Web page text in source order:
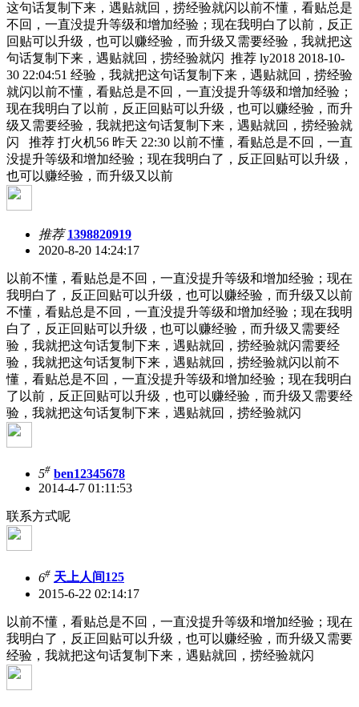
这句话复制下来，遇贴就回，捞经验就闪以前不懂，看贴总是
不回，一直没提升等级和增加经验；现在我明白了以前，反正
回贴可以升级，也可以赚经验，而升级又需要经验，我就把这
句话复制下来，遇贴就回，捞经验就闪 推荐 ly2018 2018-10-
30 22:04:51 经验，我就把这句话复制下来，遇贴就回，捞经验
就闪以前不懂，看贴总是不回，一直没提升等级和增加经验；
现在我明白了以前，反正回贴可以升级，也可以赚经验，而升
级又需要经验，我就把这句话复制下来，遇贴就回，捞经验就
闪 推荐 打火机56 昨天 22:30 以前不懂，看贴总是不回，一直
没提升等级和增加经验；现在我明白了，反正回贴可以升级，
也可以赚经验，而升级又以前
推荐1398820919
2020-8-20 14:24:17
以前不懂，看贴总是不回，一直没提升等级和增加经验；现在
我明白了，反正回贴可以升级，也可以赚经验，而升级又以前
不懂，看贴总是不回，一直没提升等级和增加经验；现在我明
白了，反正回贴可以升级，也可以赚经验，而升级又需要经
验，我就把这句话复制下来，遇贴就回，捞经验就闪需要经
验，我就把这句话复制下来，遇贴就回，捞经验就闪以前不
懂，看贴总是不回，一直没提升等级和增加经验；现在我明白
了以前，反正回贴可以升级，也可以赚经验，而升级又需要经
验，我就把这句话复制下来，遇贴就回，捞经验就闪
5# ben12345678
2014-4-7 01:11:53
联系方式呢
6# 天上人间125
2015-6-22 02:14:17
以前不懂，看贴总是不回，一直没提升等级和增加经验；现在
我明白了，反正回贴可以升级，也可以赚经验，而升级又需要
经验，我就把这句话复制下来，遇贴就回，捞经验就闪